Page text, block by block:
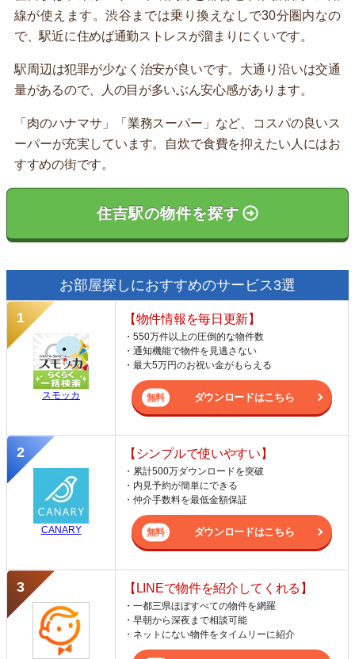
線が使えます。渋谷までは乗り換えなしで30分圏内なの
で、駅近に住めば通勤ストレスが溜まりにくいです。
駅周辺は犯罪が少なく治安が良いです。大通り沿いは交通
量があるので、人の目が多いぶん安心感があります。
「肉のハナマサ」「業務スーパー」など、コスパの良いス
ーパーが充実しています。自炊で食費を抑えたい人にはお
すすめの街です。
住吉駅の物件を探す
お部屋探しにおすすめのサービス3選
スモッカ
【物件情報を毎日更新】
・550万件以上の圧倒的な物件数
・通知機能で物件を見逃さない
・最大5万円のお祝い金がもらえる
ダウンロードはこちら
CANARY
【シンプルで使いやすい】
・累計500万ダウンロードを突破
・内見予約が簡単にできる
・仲介手数料を最低金額保証
ダウンロードはこちら
【LINEで物件を紹介してくれる】
・一都三県ほぼすべての物件を網羅
・早朝から深夜まで相談可能
・ネットにない物件をタイムリーに紹介